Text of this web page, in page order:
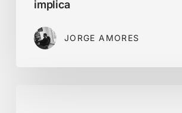
implica
JORGE AMORES